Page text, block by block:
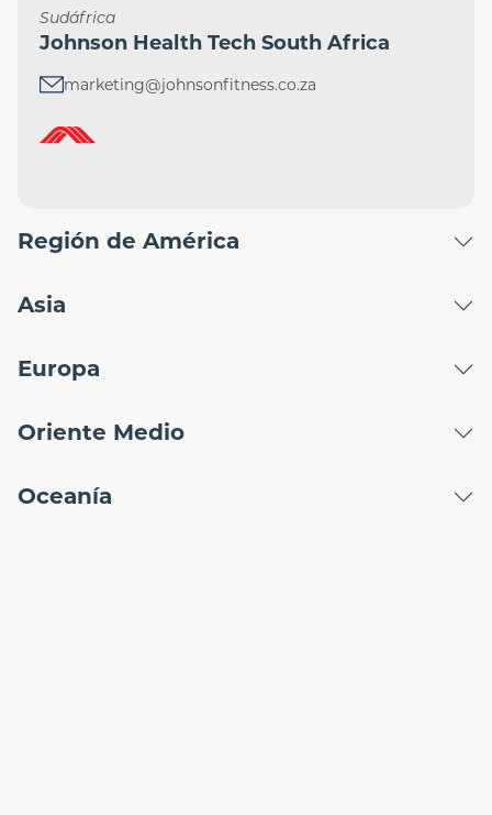
Sudáfrica
Johnson Health Tech South Africa
marketing@johnsonfitness.co.za
Región de América
Asia
Europa
Oriente Medio
Oceanía